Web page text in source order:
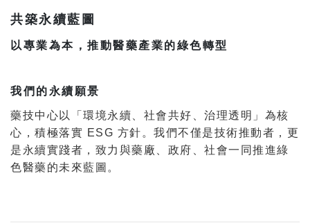
共築永續藍圖
以專業為本，推動醫藥產業的綠色轉型
我們的永續願景
藥技中心以「環境永續、社會共好、治理透明」為核
心，積極落實 ESG 方針。我們不僅是技術推動者，更
是永續實踐者，致力與藥廠、政府、社會一同推進綠
色醫藥的未來藍圖。